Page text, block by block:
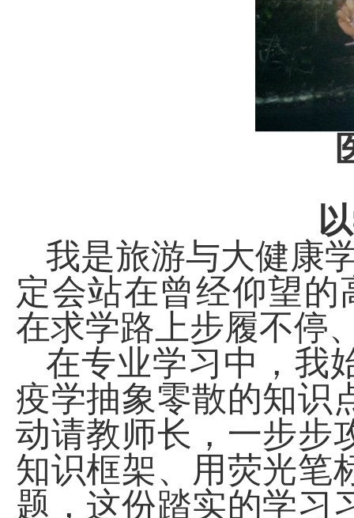
我是旅游与大健康
定会站在曾经仰望
在求学路上步履不停
在专业学习中，我
疫学抽象零散的知识
动请教师长，一步步
知识框架、用荧光笔
题，这份踏实的学习